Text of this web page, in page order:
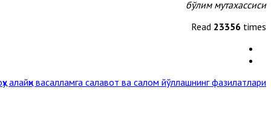
бўлим мутахассиси
Read 23356 times
алайҳи васалламга салавот ва салом йўллашнинг фазилатлари »